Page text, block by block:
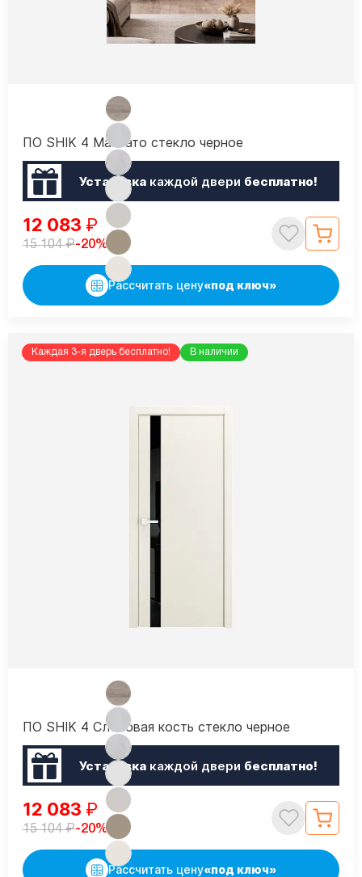
ПО SHIK 4 Макиато стекло черное
Установкакаждой двери бесплатно!
12 083 ₽
15 104₽-20%
Рассчитать цену«под ключ»
Каждая 3-я дверь бесплатно! В наличии
ПО SHIK 4 Слоновая кость стекло черное
Установкакаждой двери бесплатно!
12 083 ₽
15 104₽-20%
Рассчитать цену«под ключ»